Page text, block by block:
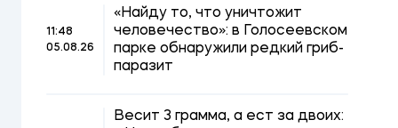
11:48
05.08.26
«Найду то, что уничтожит
человечество»: в Голосеевском
парке обнаружили редкий гриб-
паразит
Весит 3 грамма, а ест за двоих: